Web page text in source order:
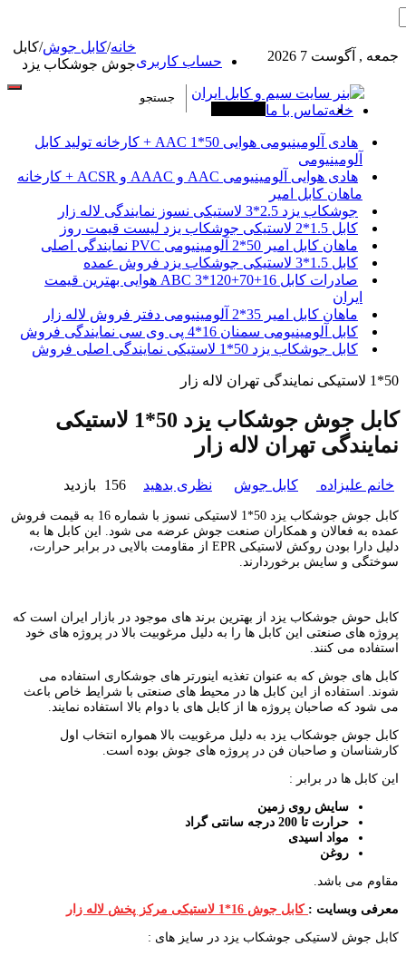
جمعه , آگوست 7 2026 حساب کاربری
خانهتماس با ما
هادی آلومینیومی هوایی 50*1 AAC + کارخانه تولید کابل
آلومینیومی
هادی هوایی آلومینیومی AAC و AAAC و ACSR + کارخانه
ماهان کابل امیر
جوشکاب یزد 2.5*3 لاستیکی نسوز نمایندگی لاله زار
کابل 1.5*2 لاستیکی جوشکاب یزد لیست قیمت روز
ماهان کابل امیر 50*2 آلومینیومی PVC نمایندگی اصلی
کابل 1.5*3 لاستیکی جوشکاب یزد فروش عمده
صادرات کابل 16+70+120*3 ABC هوایی بهترین قیمت
ایران
ماهان کابل امیر 35*2 آلومینیومی دفتر فروش لاله زار
کابل آلومینیومی سمنان 16*4 پی وی سی نمایندگی فروش
کابل جوشکاب یزد 50*1 لاستیکی نمایندگی اصلی فروش
خانه/کابل جوش/کابل
جوش جوشکاب یزد
50*1 لاستیکی نمایندگی تهران لاله زار
کابل جوش جوشکاب یزد 50*1 لاستیکی
نمایندگی تهران لاله زار
خانم علیزاده کابل جوش نظری بدهید 156 بازدید
کابل جوش جوشکاب یزد 50*1 لاستیکی نسوز با شماره 16 به قیمت فروش
عمده به فعالان و همکاران صنعت جوش عرضه می شود. این کابل ها به
دلیل دارا بودن روکش لاستیکی EPR از مقاومت بالایی در برابر حرارت،
سوختگی و سایش برخوردارند.
کابل حوش جوشکاب یزد از بهترین برند های موجود در بازار ایران است که
پروژه های صنعتی این کابل ها را به دلیل مرغوبیت بالا در پروژه های خود
استفاده می کنند.
کابل های جوش که به عنوان تغذیه اینورتر های جوشکاری استفاده می
شوند. استفاده از این کابل ها در محیط های صنعتی با شرایط خاص باعث
می شود که صاحبان پروژه ها از کابل های با دوام بالا استفاده نمایند.
کابل جوش جوشکاب یزد به دلیل مرغوبیت بالا همواره انتخاب اول
کارشناسان و صاحبان فن در پروژه های جوش بوده است.
این کابل ها در برابر :
سایش روی زمین
حرارت تا 200 درجه سانتی گراد
مواد اسیدی
روغن
مقاوم می باشد.
معرفی وبسایت : کابل جوش 16*1 لاستیکی مرکز پخش لاله زار
کابل جوش لاستیکی جوشکاب یزد در سایز های :